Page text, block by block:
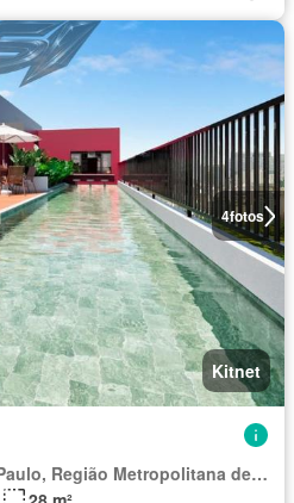
4fotos
Kitnet
Região Imediata de São Paulo, Região Metropolitana de São Paulo